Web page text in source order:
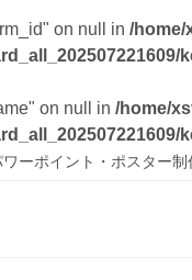
on null in /home/
on null in /home/
ワーポイント・ポスター制